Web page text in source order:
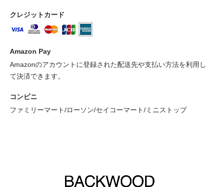
クレジットカード
Amazon Pay
Amazonのアカウントに登録された配送先や支払い方法を利用し
て決済できます。
コンビニ
ファミリーマート/ローソン/セイコーマート/ミニストップ